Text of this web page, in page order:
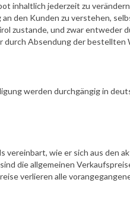
inhaltlich jederzeit zu
den Kunden zu verstehen,
zustande, und zwar entweder
Absendung der bestellten
werden durchgängig in
wie er sich aus den
die allgemeinen
verlieren alle